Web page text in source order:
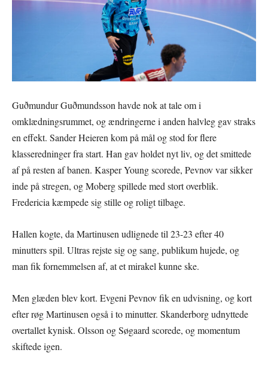
Guðmundur Guðmundsson havde nok at tale om i
omklædningsrummet, og ændringerne i anden halvleg gav straks
en effekt. Sander Heieren kom på mål og stod for flere
klasseredninger fra start. Han gav holdet nyt liv, og det smittede
af på resten af banen. Kasper Young scorede, Pevnov var sikker
inde på stregen, og Moberg spillede med stort overblik.
Fredericia kæmpede sig stille og roligt tilbage.
Hallen kogte, da Martinusen udlignede til 23-23 efter 40
minutters spil. Ultras rejste sig og sang, publikum hujede, og
man fik fornemmelsen af, at et mirakel kunne ske.
Men glæden blev kort. Evgeni Pevnov fik en udvisning, og kort
efter røg Martinusen også i to minutter. Skanderborg udnyttede
overtallet kynisk. Olsson og Søgaard scorede, og momentum
skiftede igen.